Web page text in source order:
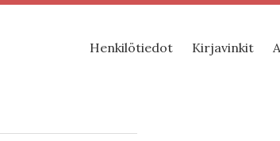
Henkilötiedot Kirjavinkit